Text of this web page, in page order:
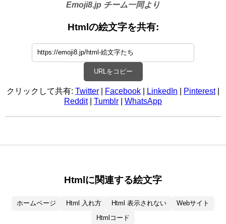
Emoji8.jp チーム一同より
Htmlの絵文字を共有:
URLをコピー
クリックして共有: Twitter Facebook LinkedIn Pinterest|
Reddit| Tumblr WhatsApp
Htmlに関連する絵文字
ホームページ Html 入れ方 Html 表示されない
Webサイト
Htmlコード